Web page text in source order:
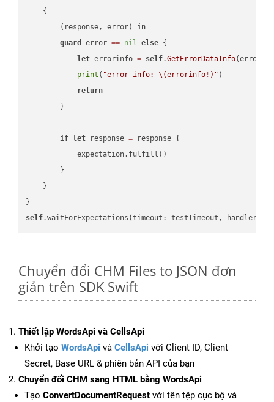
    {
        (response, error)
in
guard
error == nil else {
let errorinfo = self.GetErrorDataInfo(error:
print ( "error info: \(errorinfo ! ) " )
return
        }
if let response = response {
            expectation.fulfill()
        }
    }
self.waitForExpectations(timeout: testTimeout, handler:
Chuyển đổi CHM Files to JSON đơn
giản trên SDK Swift
Thiết lập WordsApi và CellsApi
Khởi tạo WordsApi và CellsApi với Client ID, Client
Secret, Base URL & phiên bản API của bạn
Chuyển đổi CHM sang HTML bằng WordsApi
Tạo ConvertDocumentRequest với tên tệp cục bộ và